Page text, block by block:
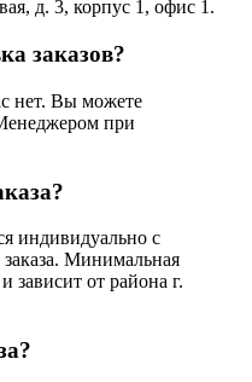
д. 3, корпус 1, офис 1.
заказов?
нет. Вы можете
при
индивидуально с
Минимальная
зависит от района г.